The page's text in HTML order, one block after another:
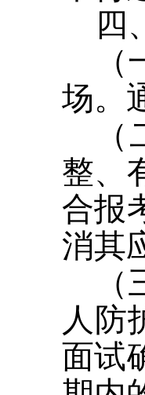
四
场。
整、
合报
消其
人防
面试